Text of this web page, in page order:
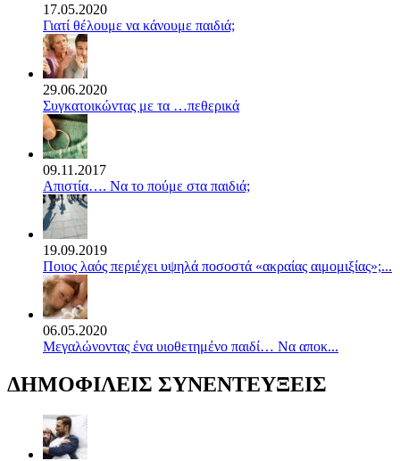
17.05.2020
Γιατί θέλουμε να κάνουμε παιδιά;
29.06.2020
Συγκατοικώντας με τα …πεθερικά
09.11.2017
Απιστία…. Να το πούμε στα παιδιά;
19.09.2019
Ποιος λαός περιέχει υψηλά ποσοστά «ακραίας αιμομιξίας»;...
06.05.2020
Mεγαλώνοντας ένα υιοθετημένο παιδί… Να αποκ...
ΔΗΜΟΦΙΛΕΙΣ ΣΥΝΕΝΤΕΥΞΕΙΣ